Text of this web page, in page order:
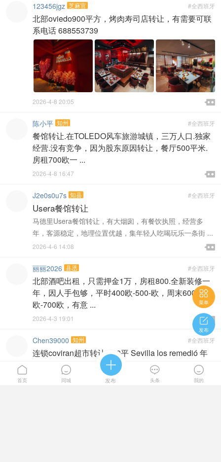
#全西班牙
123456jgz 芝麻官
北部oviedo900平方，烤肉寿司店转让，有需要可联
系电话 688553739

2026-4-8 20:05 
#全西班牙
陈小平 知州
餐馆转让.在TOLEDO风车旅游城镇，三万人口.独家
经营.没有竞争，因为股东原因转让，餐厅500平米.
房租700欧一 ...

2026-4-8 16:47 
#全西班牙
J2e0s0u7s 知县
Usera餐馆转让
马德里Usera餐馆转让，有大烟囱，有餐饮执照，经营多
年，客源稳定，地理位置优越，集年轻人吃喝玩乐一条街 ...

2026-4-6 14:08 
#全西班牙
丽丽2026 县丞
北部酒吧出租，只需押金1万，房租800.全新装修一
年，因人手包够，平时400欧-500-欧，周末600
欧-700欧，有意 ...

2026-4-3 19:01 
#全西班牙
Chen39000 知州
连锁coviran超市转让 270平 Sevilla los remedió 年
营业额70W欧+，有很大提升空间，店铺位置特好，
―年半 ...

菜单

发布

首页

同城

发布

头条

我的